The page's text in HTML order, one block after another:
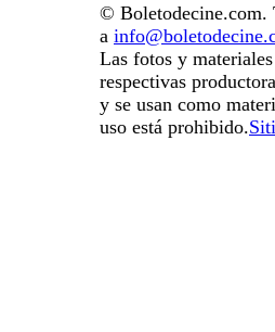
© Boletodecine.com.
a
Las fotos y
respectivas
y se usan como
uso está prohibido.